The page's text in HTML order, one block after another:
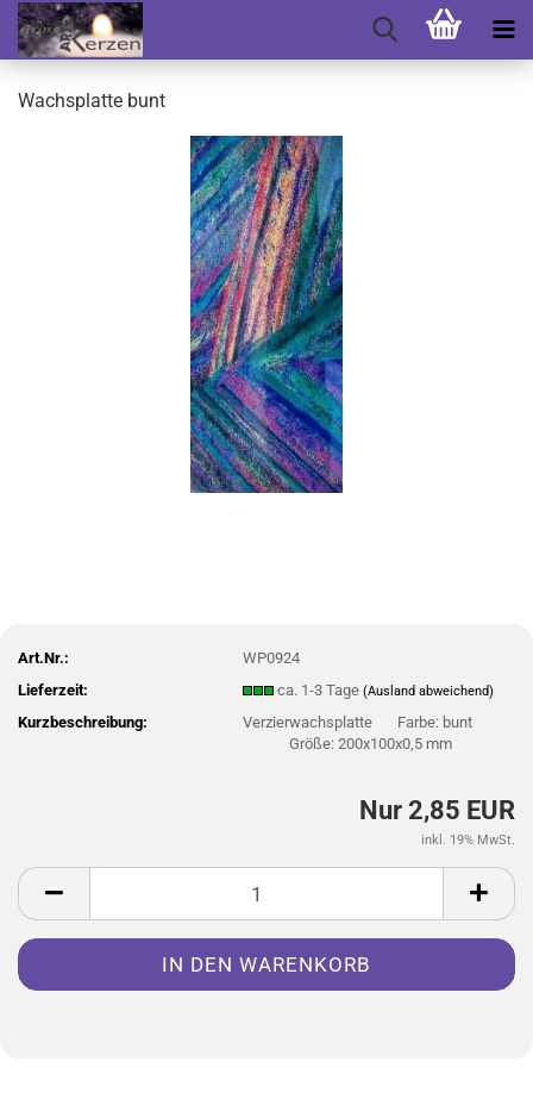
Wachsplatte bunt
Art.Nr.:
WP0924
Lieferzeit:
ca. 1-3 Tage(Ausland abweichend)
Kurzbeschreibung:
Verzierwachsplatte Farbe: bunt
Größe: 200x100x0,5 mm
Nur 2,85 EUR
inkl. 19% MwSt.